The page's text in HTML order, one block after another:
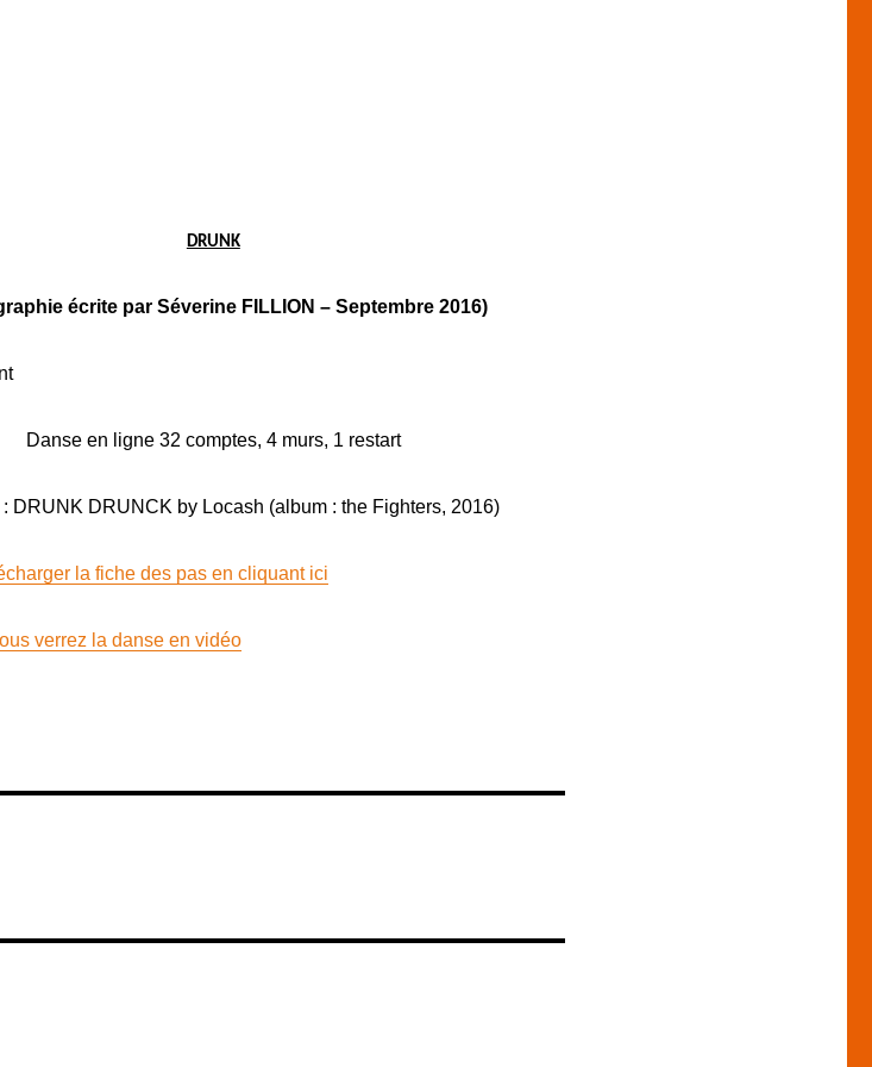
DRUNK
écrite par Séverine FILLION – Septembre 2016)
Danse en ligne 32 comptes, 4 murs, 1 restart
: DRUNK DRUNCK by Locash (album : the Fighters, 2016)
la fiche des pas en cliquant ici
verrez la danse en vidéo